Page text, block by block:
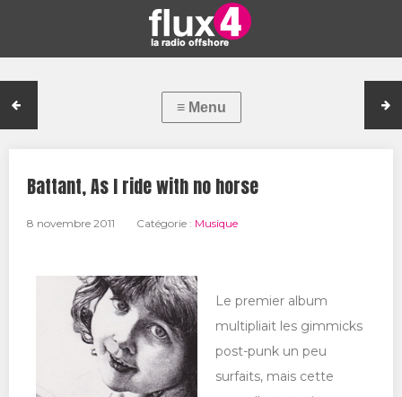
Battant, As I ride with no horse
8 novembre 2011 Catégorie : Musique
Le premier album
multipliait les gimmicks
post-punk un peu
surfaits, mais cette